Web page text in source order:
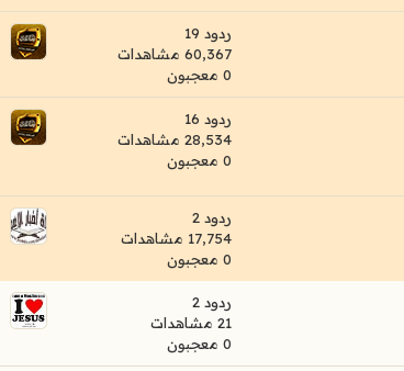
ردود 19
60,367 مشاهدات
0 معجبون
ردود 16
28,534 مشاهدات
0 معجبون
ردود 2
17,754 مشاهدات
0 معجبون
ردود 2
21 مشاهدات
0 معجبون